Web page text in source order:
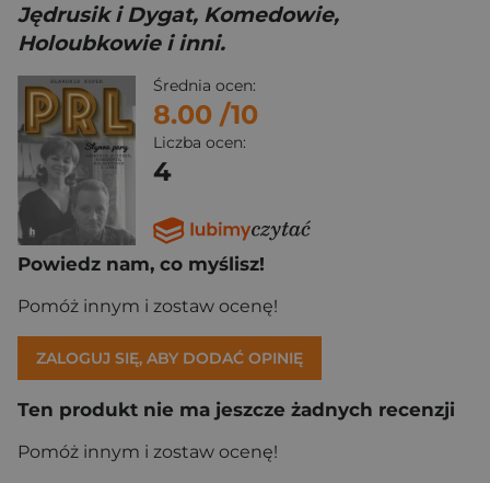
Jędrusik i Dygat, Komedowie,
Holoubkowie i inni.
Średnia ocen:
8.00 /10
Liczba ocen:
4
Powiedz nam, co myślisz!
Pomóż innym i zostaw ocenę!
ZALOGUJ SIĘ, ABY DODAĆ OPINIĘ
Ten produkt nie ma jeszcze żadnych recenzji
Pomóż innym i zostaw ocenę!